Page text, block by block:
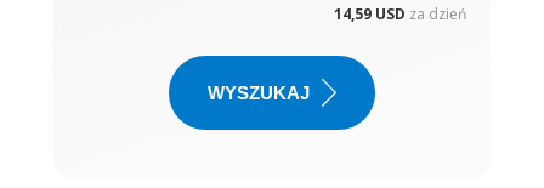
14,59 USD za dzień
WYSZUKAJ